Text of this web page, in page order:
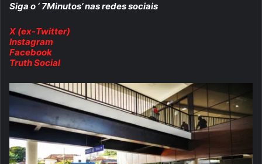
Siga o ‘ 7Minutos’ nas redes sociais
X (ex-Twitter)
Instagram
Facebook
Truth Social